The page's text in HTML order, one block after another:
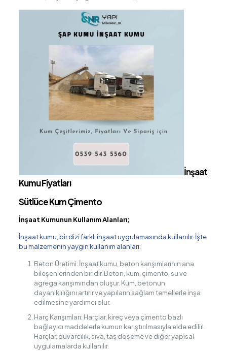
İnşaat
Kumu Fiyatları
Sütlüce Kum Çimento
İnşaat Kumunun Kullanım Alanları;
İnşaat kumu, bir dizi farklı inşaat uygulamasında kullanılır. İşte
bu malzemenin yaygın kullanım alanları:
Beton Üretimi: İnşaat kumu, beton karışımlarının ana
bileşenlerinden biridir. Beton, kum, çimento, su ve
agrega karışımından oluşur. Kum, betonun
dayanıklılığını artırır ve yapıların sağlam temellerle inşa
edilmesine yardımcı olur.
Harç Karışımları: Harçlar, kireç veya çimento bazlı
bağlayıcı maddelerle kumun karıştırılmasıyla elde edilir.
Harçlar, duvarcılık, sıva, taş döşeme ve diğer yapısal
uygulamalarda kullanılır.